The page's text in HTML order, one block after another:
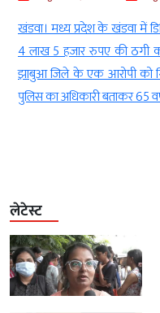
के नाम पर रिटायर्ड अधिकारी से
आया है। पुलिस ने मामले में
है। आरोपी ने खुद को कश्मीर
अधिकारी को वीडियो कॉल […]
लेटेस्ट